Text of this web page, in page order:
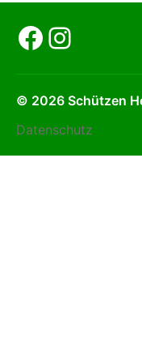
Facebook
© 2026 Schützen
Datenschutz